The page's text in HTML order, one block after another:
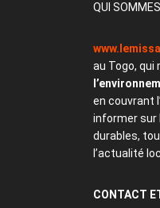
QUI
au Togo, qui
en couvrant
informer sur
durables,
l’actualité
CONTACT